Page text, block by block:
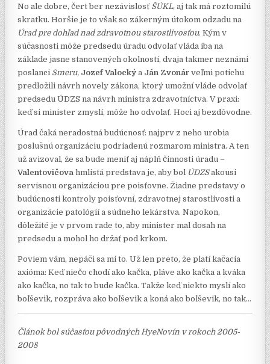
No ale dobre, čert ber nezávislosť ŠÚKL, aj tak má roztomilú
skratku. Horšie je to však so zákerným útokom odzadu na
Úrad pre dohľad nad zdravotnou starostlivosťou. Kým v
súčasnosti môže predsedu úradu odvolať vláda iba na
základe jasne stanovených okolností, dvaja takmer neznámi
poslanci Smeru, Jozef Valocký a Ján Zvonár veľmi potichu
predložili návrh novely zákona, ktorý umožní vláde odvolať
predsedu ÚDZS na návrh ministra zdravotníctva. V praxi:
keď si minister zmyslí, môže ho odvolať. Hoci aj bezdôvodne.
Úrad čaká neradostná budúcnosť: najprv z neho urobia
poslušnú organizáciu podriadenú rozmarom ministra. A ten
už avizoval, že sa bude meniť aj náplň činnosti úradu –
Valentovičova hmlistá predstava je, aby bol ÚDZSakousi
servisnou organizáciou pre poisťovne. Žiadne predstavy o
budúcnosti kontroly poisťovní, zdravotnej starostlivosti a
organizácie patológií a súdneho lekárstva. Napokon,
dôležité je v prvom rade to, aby minister mal dosah na
predsedu a mohol ho držať pod krkom.
Poviem vám, nepáči sa mi to. Už len preto, že platí kačacia
axióma: Keď niečo chodí ako kačka, pláve ako kačka a kváka
ako kačka, no tak to bude kačka. Takže keď niekto myslí ako
boľševik, rozpráva ako boľševik a koná ako boľševik, no tak…
Článok bol súčasťou pôvodných HyeNovín v rokoch 2005-
2008